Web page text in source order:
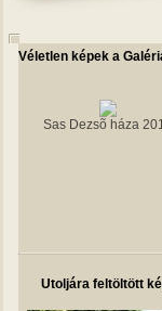
Véletlen képek a
Sas Dezsõ háza
Utoljára feltöltött